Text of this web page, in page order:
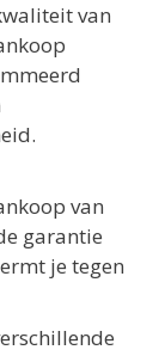
van
van
garantie
je tegen